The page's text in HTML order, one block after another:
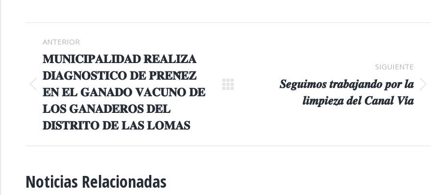
NAVEGACIÓN
ENTRE
PUBLICACIONES
ANTERIOR
Publicación
anterior:
𝐌𝐔𝐍𝐈𝐂𝐈𝐏𝐀𝐋𝐈𝐃𝐀𝐃 𝐑𝐄𝐀𝐋𝐈𝐙𝐀
𝐃𝐈𝐀𝐆𝐍𝐎𝐒𝐓𝐈𝐂𝐎 𝐃𝐄 𝐏𝐑𝐄𝐍̃𝐄𝐙
𝐄𝐍 𝐄𝐋 𝐆𝐀𝐍𝐀𝐃𝐎 𝐕𝐀𝐂𝐔𝐍𝐎 𝐃𝐄
𝐋𝐎𝐒 𝐆𝐀𝐍𝐀𝐃𝐄𝐑𝐎𝐒 𝐃𝐄𝐋
𝐃𝐈𝐒𝐓𝐑𝐈𝐓𝐎 𝐃𝐄 𝐋𝐀𝐒 𝐋𝐎𝐌𝐀𝐒
SIGUIENTE
Publicación𝑺𝒆𝒈𝒖𝒊𝒎𝒐𝒔 𝒕𝒓𝒂𝒃𝒂𝒋𝒂𝒏𝒅𝒐 𝒑𝒐𝒓 𝒍𝒂
𝒍𝒊𝒎𝒑𝒊𝒆𝒛𝒂 𝒅𝒆𝒍 𝑪𝒂𝒏𝒂𝒍 𝑽𝒊́𝒂
Noticias Relacionadas